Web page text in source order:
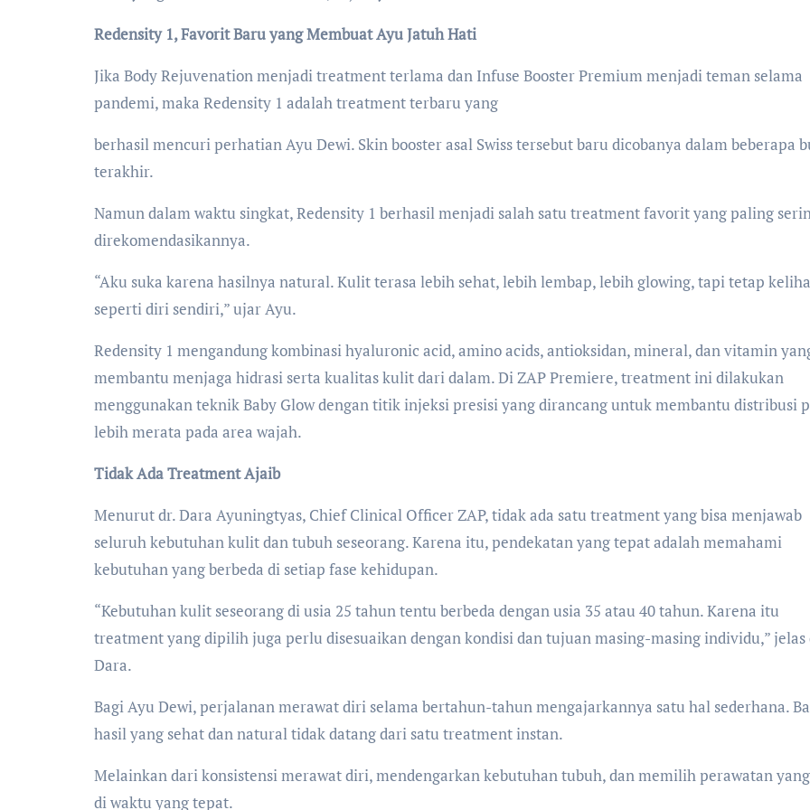
Redensity 1, Favorit Baru yang Membuat Ayu Jatuh Hati
Jika Body Rejuvenation menjadi treatment terlama dan Infuse Booster Premium menjadi teman selama
pandemi, maka Redensity 1 adalah treatment terbaru yang
berhasil mencuri perhatian Ayu Dewi. Skin booster asal Swiss tersebut baru dicobanya dalam beberapa
terakhir.
Namun dalam waktu singkat, Redensity 1 berhasil menjadi salah satu treatment favorit yang paling
direkomendasikannya.
“Aku suka karena hasilnya natural. Kulit terasa lebih sehat, lebih lembap, lebih glowing, tapi tetap
seperti diri sendiri,” ujar Ayu.
Redensity 1 mengandung kombinasi hyaluronic acid, amino acids, antioksidan, mineral, dan vitamin
membantu menjaga hidrasi serta kualitas kulit dari dalam. Di ZAP Premiere, treatment ini dilakukan
menggunakan teknik Baby Glow dengan titik injeksi presisi yang dirancang untuk membantu distribusi
lebih merata pada area wajah.
Tidak Ada Treatment Ajaib
Menurut dr. Dara Ayuningtyas, Chief Clinical Officer ZAP, tidak ada satu treatment yang bisa menjawab
seluruh kebutuhan kulit dan tubuh seseorang. Karena itu, pendekatan yang tepat adalah memahami
kebutuhan yang berbeda di setiap fase kehidupan.
“Kebutuhan kulit seseorang di usia 25 tahun tentu berbeda dengan usia 35 atau 40 tahun. Karena itu
treatment yang dipilih juga perlu disesuaikan dengan kondisi dan tujuan masing-masing individu,” jelas
Dara.
Bagi Ayu Dewi, perjalanan merawat diri selama bertahun-tahun mengajarkannya satu hal sederhana.
hasil yang sehat dan natural tidak datang dari satu treatment instan.
Melainkan dari konsistensi merawat diri, mendengarkan kebutuhan tubuh, dan memilih perawatan
di waktu yang tepat.